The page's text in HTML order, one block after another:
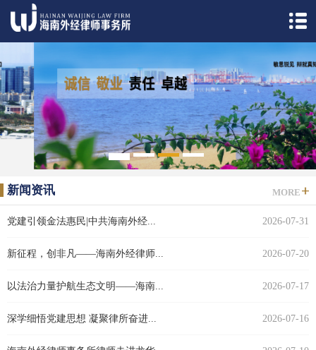
2 3 4
5
新闻资讯 MORE
党建引领金法惠民|中共海南外经... 2026-07-31
新征程，创非凡——海南外经律师... 2026-07-20
以法治力量护航生态文明——海南... 2026-07-17
深学细悟党建思想 凝聚律所奋进... 2026-07-16